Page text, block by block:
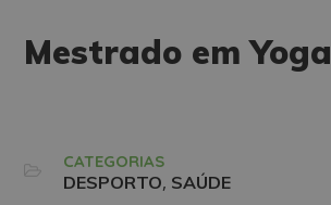
Mestrado em Yoga
CATEGORIAS
DESPORTO, SAÚDE